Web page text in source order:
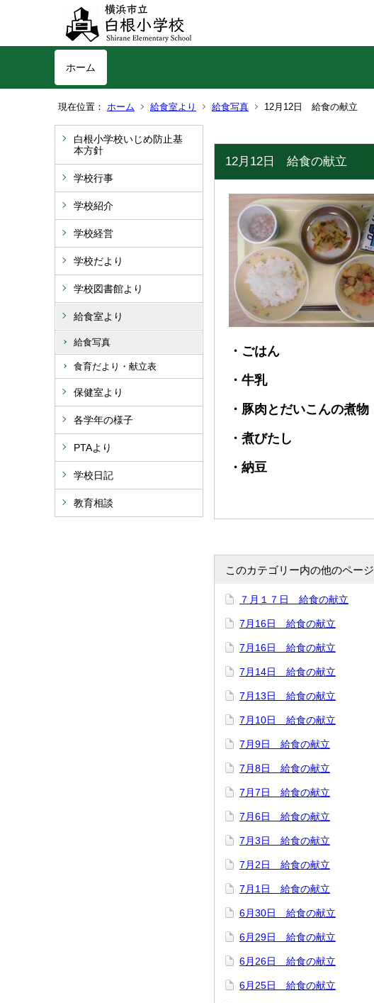
ホーム
現在位置： ホーム 給食室より 給食写真 12月12日 給食の献立
白根小学校いじめ防止基
本方針
学校行事
学校紹介
学校経営
学校だより
学校図書館より
給食室より
給食写真
食育だより・献立表
保健室より
各学年の様子
PTAより
学校日記
教育相談
12月12日 給食の献立
・ごはん
・牛乳
・豚肉とだいこんの煮物
・煮びたし
・納豆
このカテゴリー内の他のページ
７月１７日 給食の献立
7月16日 給食の献立
7月16日 給食の献立
7月14日 給食の献立
7月13日 給食の献立
7月10日 給食の献立
7月9日 給食の献立
7月8日 給食の献立
7月7日 給食の献立
7月6日 給食の献立
7月3日 給食の献立
7月2日 給食の献立
7月1日 給食の献立
6月30日 給食の献立
6月29日 給食の献立
6月26日 給食の献立
6月25日 給食の献立